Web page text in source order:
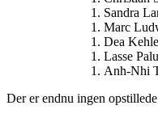
Sandra
Marc
Dea
Lasse
Anh-Nhi
Der er endnu ingen